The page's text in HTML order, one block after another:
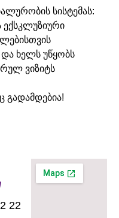
სისტემას:
ექსკლუზიური
და ხელს უწყობს
ვიზიტს
გადამდებია!
22